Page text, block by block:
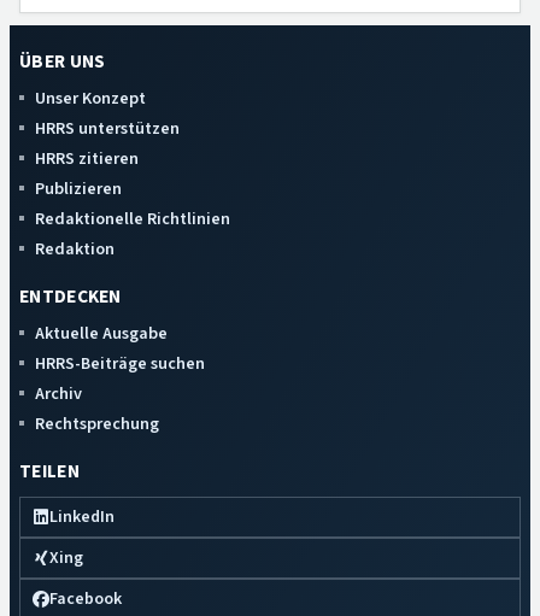
ÜBER UNS
Unser Konzept
HRRS unterstützen
HRRS zitieren
Publizieren
Redaktionelle Richtlinien
Redaktion
ENTDECKEN
Aktuelle Ausgabe
HRRS-Beiträge suchen
Archiv
Rechtsprechung
TEILEN
LinkedIn
Xing
Facebook